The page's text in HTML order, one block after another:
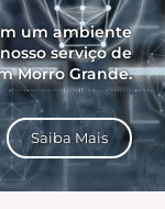
um ambiente
serviço de
Morro Grande.
Saiba Mais